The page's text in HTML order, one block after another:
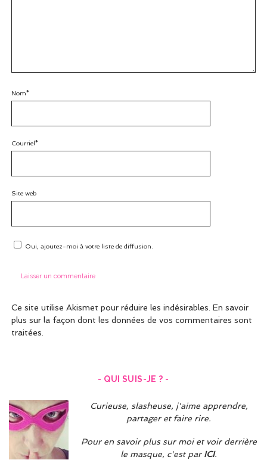
Nom*
Courriel*
Site web
Oui, ajoutez-moi à votre liste de diffusion.
Ce site utilise Akismet pour réduire les indésirables. En savoir
plus sur la façon dont les données de vos commentaires sont
traitées.
- QUI SUIS-JE ? -
Curieuse, slasheuse, j'aime apprendre,
partager et faire rire.
Pour en savoir plus sur moi et voir derrière
le masque, c'est par ICI.